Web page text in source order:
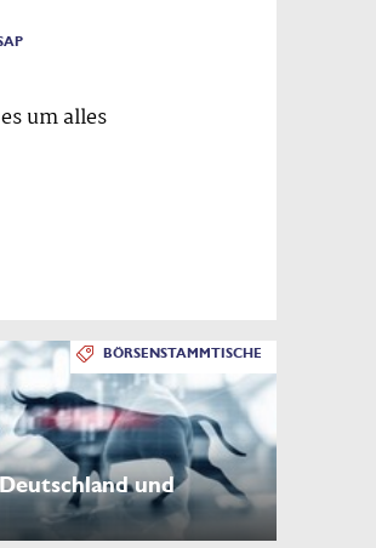
um alles
BÖRSENSTAMMTISCHE
und